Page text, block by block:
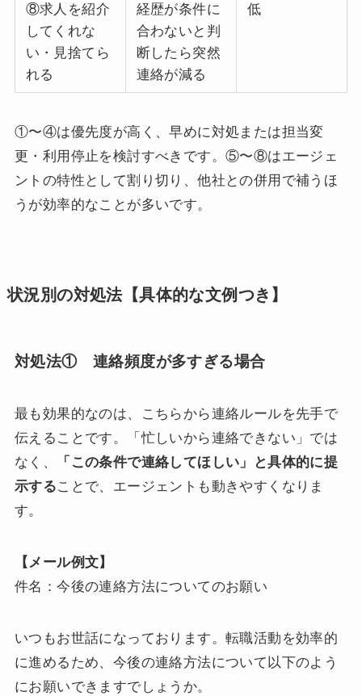
⑧求人を紹介
してくれな
い・見捨てら
れる
経歴が条件に
合わないと判
断したら突然
連絡が減る
低
①〜④は優先度が高く、早めに対処または担当変
更・利用停止を検討すべきです。⑤〜⑧はエージェ
ントの特性として割り切り、他社との併用で補うほ
うが効率的なことが多いです。
状況別の対処法【具体的な文例つき】
対処法① 連絡頻度が多すぎる場合
最も効果的なのは、こちらから連絡ルールを先手で
伝えることです。「忙しいから連絡できない」では
なく、
「この条件で連絡してほしい」と具体的に提
示することで、エージェントも動きやすくなりま
す。
【メール例文】
件名：今後の連絡方法についてのお願い
いつもお世話になっております。転職活動を効率的
に進めるため、今後の連絡方法について以下のよう
にお願いできますでしょうか。